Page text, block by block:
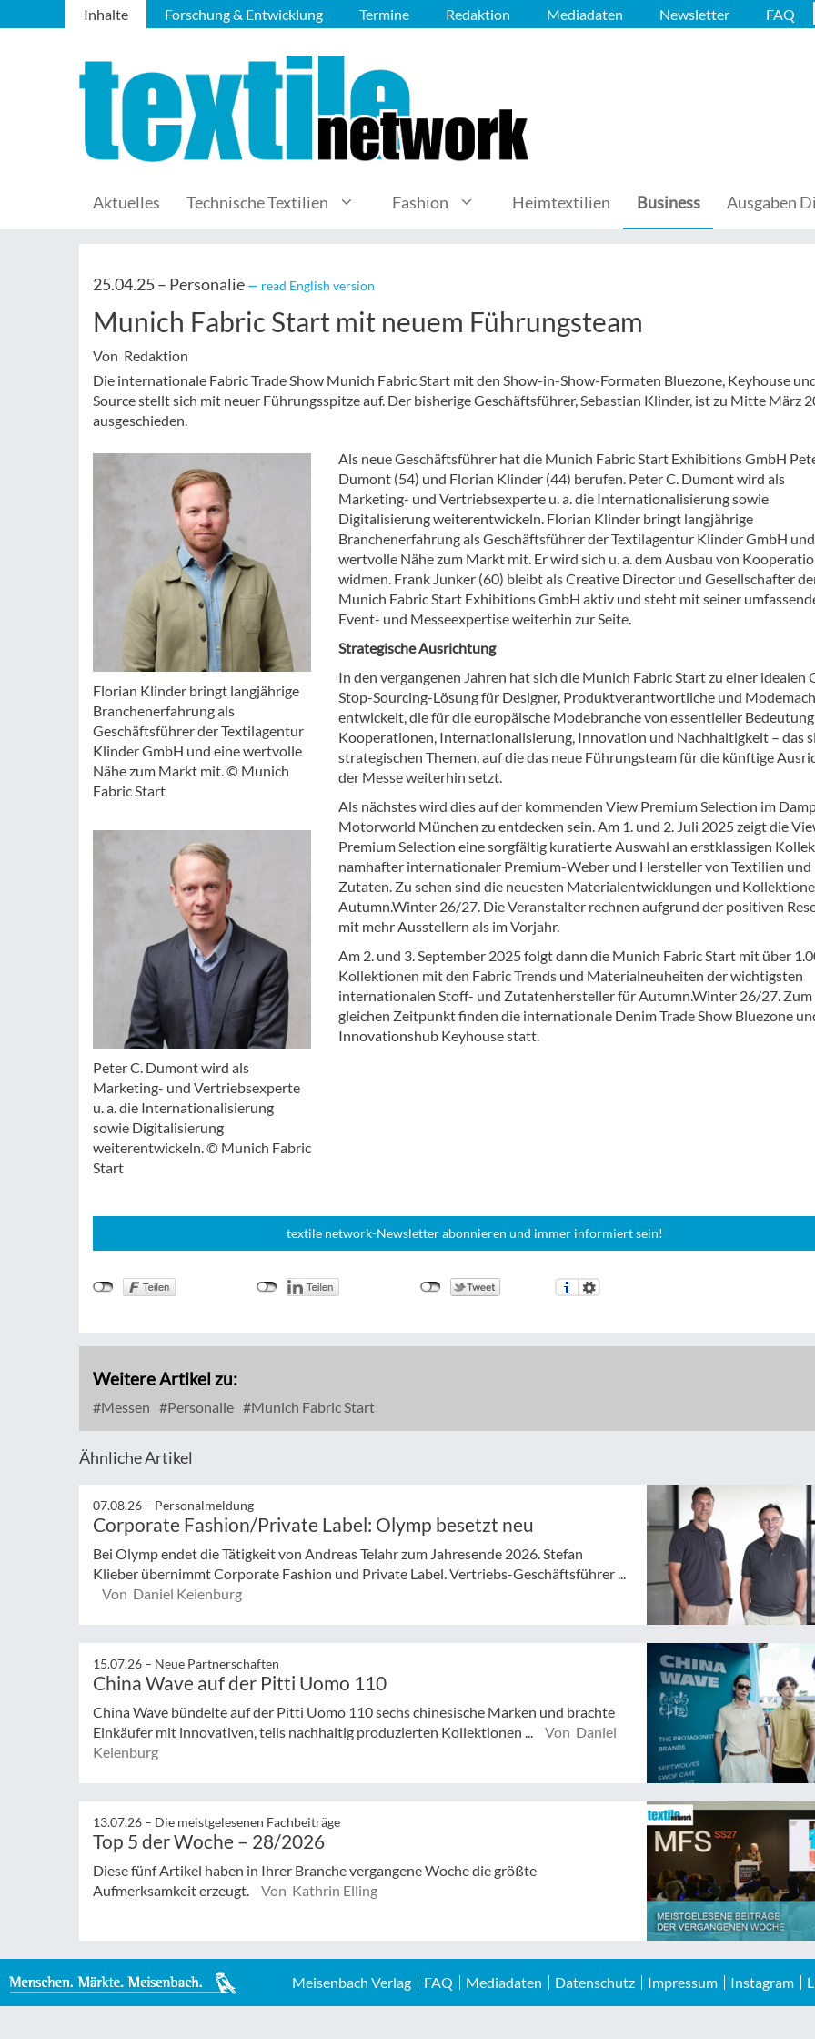
Inhalte Forschung & Entwicklung Termine Redaktion Mediadaten Newsletter FAQ
Aktuelles Technische Textilien Fashion Heimtextilien Business Ausgaben
25.04.25 – Personalie — read English version
Munich Fabric Start mit neuem Führungsteam
Von Redaktion
Die internationale Fabric Trade Show Munich Fabric Start mit den Show-in-Show-Formaten Bluezone, Keyhouse
Source stellt sich mit neuer Führungsspitze auf. Der bisherige Geschäftsführer, Sebastian Klinder, ist zu Mitte März
ausgeschieden.
Florian Klinder bringt langjährige
Branchenerfahrung als
Geschäftsführer der Textilagentur
Klinder GmbH und eine wertvolle
Nähe zum Markt mit. © Munich
Fabric Start
Peter C. Dumont wird als
Marketing- und Vertriebsexperte
u. a. die Internationalisierung
sowie Digitalisierung
weiterentwickeln. © Munich Fabric
Start
Als neue Geschäftsführer hat die Munich Fabric Start Exhibitions GmbH
Dumont (54) und Florian Klinder (44) berufen. Peter C. Dumont wird als
Marketing- und Vertriebsexperte u. a. die Internationalisierung sowie
Digitalisierung weiterentwickeln. Florian Klinder bringt langjährige
Branchenerfahrung als Geschäftsführer der Textilagentur Klinder GmbH
wertvolle Nähe zum Markt mit. Er wird sich u. a. dem Ausbau von
widmen. Frank Junker (60) bleibt als Creative Director und Gesellschafter
Munich Fabric Start Exhibitions GmbH aktiv und steht mit seiner
Event- und Messeexpertise weiterhin zur Seite.
Strategische Ausrichtung
In den vergangenen Jahren hat sich die Munich Fabric Start zu einer idealen
Stop-Sourcing-Lösung für Designer, Produktverantwortliche und
entwickelt, die für die europäische Modebranche von essentieller
Kooperationen, Internationalisierung, Innovation und Nachhaltigkeit – das
strategischen Themen, auf die das neue Führungsteam für die künftige
der Messe weiterhin setzt.
Als nächstes wird dies auf der kommenden View Premium Selection im
Motorworld München zu entdecken sein. Am 1. und 2. Juli 2025 zeigt die
Premium Selection eine sorgfältig kuratierte Auswahl an erstklassigen
namhafter internationaler Premium-Weber und Hersteller von Textilien und
Zutaten. Zu sehen sind die neuesten Materialentwicklungen und
Autumn.Winter 26/27. Die Veranstalter rechnen aufgrund der positiven
mit mehr Ausstellern als im Vorjahr.
Am 2. und 3. September 2025 folgt dann die Munich Fabric Start mit über
Kollektionen mit den Fabric Trends und Materialneuheiten der wichtigsten
internationalen Stoff- und Zutatenhersteller für Autumn.Winter 26/27. Zum
gleichen Zeitpunkt finden die internationale Denim Trade Show Bluezone
Innovationshub Keyhouse statt.
textile network-Newsletter abonnieren und immer informiert sein!
Weitere Artikel zu:
Messen Personalie Munich Fabric Start
Ähnliche Artikel
07.08.26 – Personalmeldung
Corporate Fashion/Private Label: Olymp besetzt neu
Bei Olymp endet die Tätigkeit von Andreas Telahr zum Jahresende 2026. Stefan
Klieber übernimmt Corporate Fashion und Private Label. Vertriebs-Geschäftsführer ...
Von Daniel Keienburg
15.07.26 – Neue Partnerschaften
China Wave auf der Pitti Uomo 110
China Wave bündelte auf der Pitti Uomo 110 sechs chinesische Marken und brachte
Einkäufer mit innovativen, teils nachhaltig produzierten Kollektionen ...
Von Daniel
Keienburg
13.07.26 – Die meistgelesenen Fachbeiträge
Top 5 der Woche – 28/2026
Diese fünf Artikel haben in Ihrer Branche vergangene Woche die größte
Aufmerksamkeit erzeugt.
Von Kathrin Elling
Meisenbach Verlag FAQ Mediadaten Datenschutz Impressum Instagram